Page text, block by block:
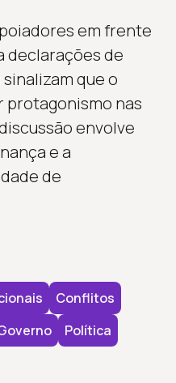
em frente
declarações de
que o
protagonismo nas
envolve
e a
de
Conflitos
Política